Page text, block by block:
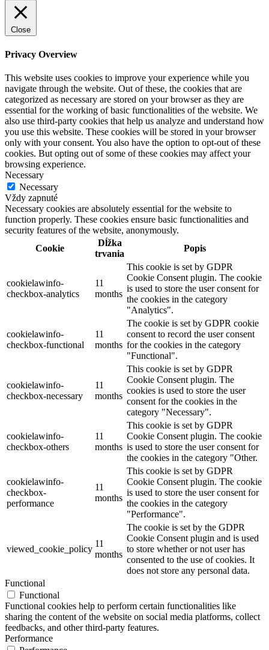
Close
Privacy Overview
This website uses cookies to improve your experience while you
navigate through the website. Out of these, the cookies that are
categorized as necessary are stored on your browser as they are
essential for the working of basic functionalities of the website. We
also use third-party cookies that help us analyze and understand how
you use this website. These cookies will be stored in your browser
only with your consent. You also have the option to opt-out of these
cookies. But opting out of some of these cookies may affect your
browsing experience.
Necessary
Necessary
Vždy zapnuté
Necessary cookies are absolutely essential for the website to
function properly. These cookies ensure basic functionalities and
security features of the website, anonymously.
Cookie
Dĺžka
trvania
Popis
cookielawinfo-
checkbox-analytics
11
months
This cookie is set by GDPR
Cookie Consent plugin. The cookie
is used to store the user consent for
the cookies in the category
"Analytics".
cookielawinfo-
checkbox-functional
11
months
The cookie is set by GDPR cookie
consent to record the user consent
for the cookies in the category
"Functional".
cookielawinfo-
checkbox-necessary
11
months
This cookie is set by GDPR
Cookie Consent plugin. The
cookies is used to store the user
consent for the cookies in the
category "Necessary".
cookielawinfo-
checkbox-others
11
months
This cookie is set by GDPR
Cookie Consent plugin. The cookie
is used to store the user consent for
the cookies in the category "Other.
cookielawinfo-
checkbox-
performance
11
months
This cookie is set by GDPR
Cookie Consent plugin. The cookie
is used to store the user consent for
the cookies in the category
"Performance".
viewed_cookie_policy
11
months
The cookie is set by the GDPR
Cookie Consent plugin and is used
to store whether or not user has
consented to the use of cookies. It
does not store any personal data.
Functional
Functional
Functional cookies help to perform certain functionalities like
sharing the content of the website on social media platforms, collect
feedbacks, and other third-party features.
Performance